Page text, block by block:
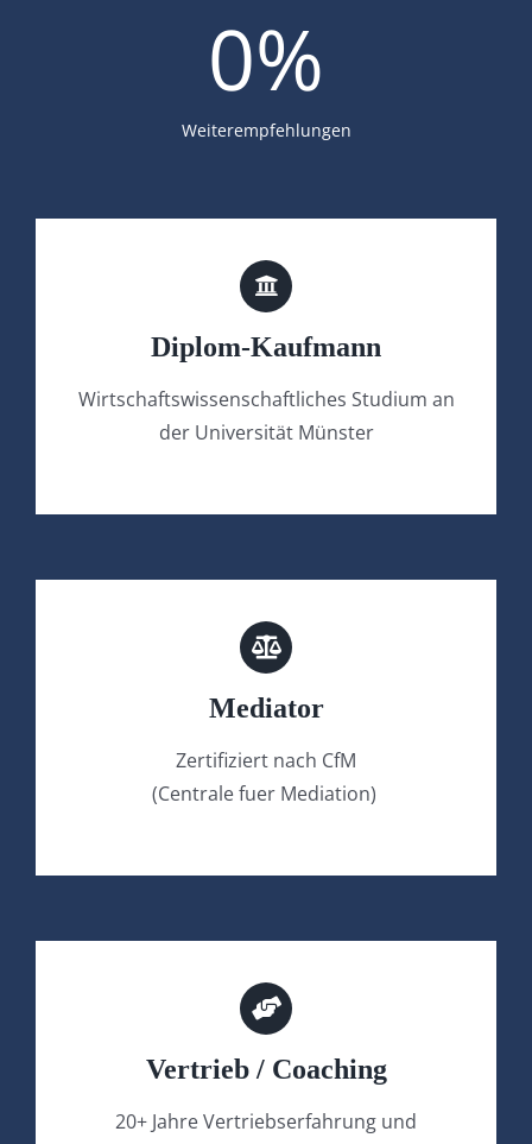
0%
Weiterempfehlungen
Diplom-Kaufmann
Wirtschaftswissenschaftliches Studium an
der Universität Münster
Mediator
Zertifiziert nach CfM
(Centrale fuer Mediation)
Vertrieb / Coaching
20+ Jahre Vertriebserfahrung und